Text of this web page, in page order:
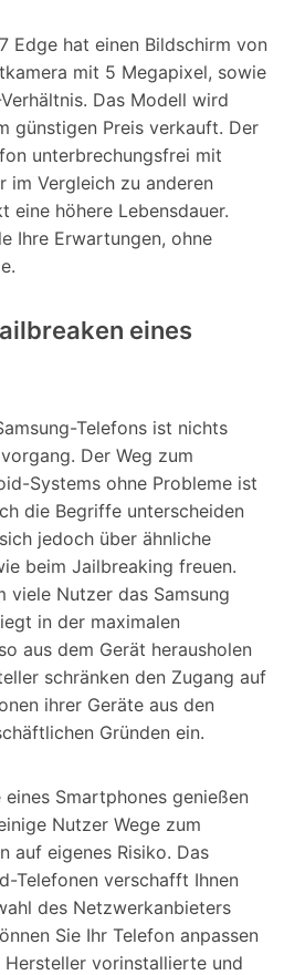
Edge hat einen Bildschirm von
mit 5 Megapixel, sowie
Das Modell wird
günstigen Preis verkauft. Der
unterbrechungsfrei mit
im Vergleich zu anderen
eine höhere Lebensdauer.
Ihre Erwartungen, ohne
eines
Telefons ist nichts
Der Weg zum
Systems ohne Probleme ist
die Begriffe unterscheiden
jedoch über ähnliche
beim Jailbreaking freuen.
viele Nutzer das Samsung
in der maximalen
aus dem Gerät herausholen
schränken den Zugang auf
ihrer Geräte aus den
Gründen ein.
Smartphones genießen
Nutzer Wege zum
auf eigenes Risiko. Das
Telefonen verschafft Ihnen
des Netzwerkanbieters
Sie Ihr Telefon anpassen
vorinstallierte und